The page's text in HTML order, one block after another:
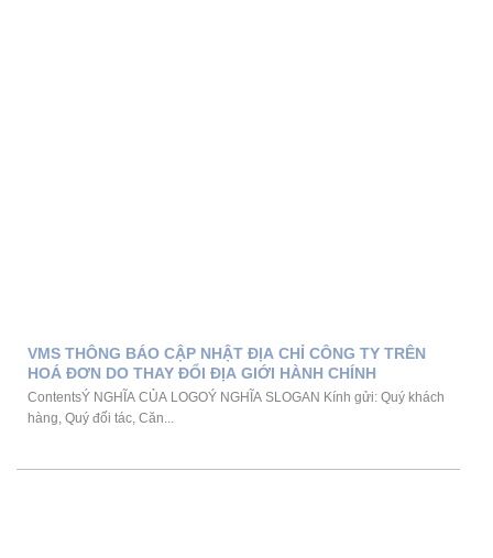
VMS THÔNG BÁO CẬP NHẬT ĐỊA CHỈ CÔNG TY TRÊN
HOÁ ĐƠN DO THAY ĐỔI ĐỊA GIỚI HÀNH CHÍNH
ContentsÝ NGHĨA CỦA LOGOÝ NGHĨA SLOGAN Kính gửi: Quý khách
hàng, Quý đối tác, Căn...